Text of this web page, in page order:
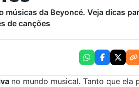
músicas da Beyoncé. Veja dicas
de canções
no mundo musical. Tanto que ela